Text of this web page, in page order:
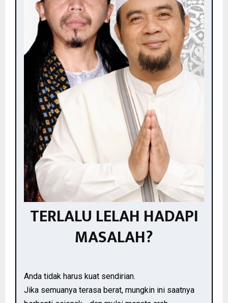
TERLALU LELAH HADAPI
MASALAH?
Anda tidak harus kuat sendirian.
Jika semuanya terasa berat, mungkin ini saatnya